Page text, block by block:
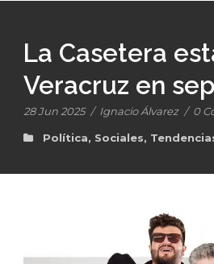
La Casetera
Veracruz en
28 Jun 2025 / Ignacio Álvarez / 0
Política, Sociales,